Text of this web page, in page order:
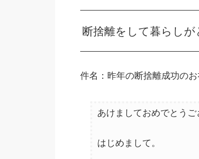
断捨離をして暮らしが
件名：昨年の断捨離成功のお
あけましておめでとうご
はじめまして。